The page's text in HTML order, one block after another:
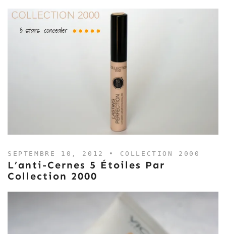
SEPTEMBRE 10, 2012 • COLLECTION 2000
L’anti-Cernes 5 Étoiles Par
Collection 2000